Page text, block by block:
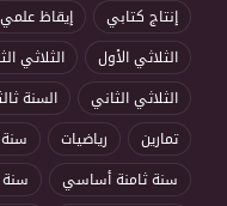
إنتاج كتابي
إيقاظ علمي
الثلاثي الأول
الثلاثي
الثلاثي الثاني
السنة
تمارين
رياضيات
سنة ثامنة أساسي